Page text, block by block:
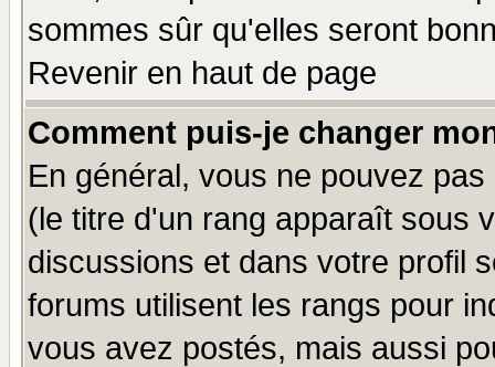
sommes sûr qu'elles seront
Revenir en haut de page
Comment puis-je changer
En général, vous ne pouvez
(le titre d'un rang apparaît sous
discussions et dans votre profil
forums utilisent les rangs pour
vous avez postés, mais aussi